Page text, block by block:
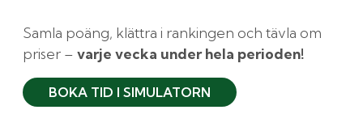
Samla poäng, klättra i rankingen och tävla om
priser –varje vecka under hela perioden!
BOKA TID I SIMULATORN